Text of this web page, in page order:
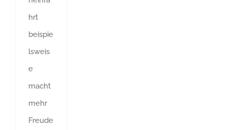
hrt
beispie
lsweis
e
macht
mehr
Freude